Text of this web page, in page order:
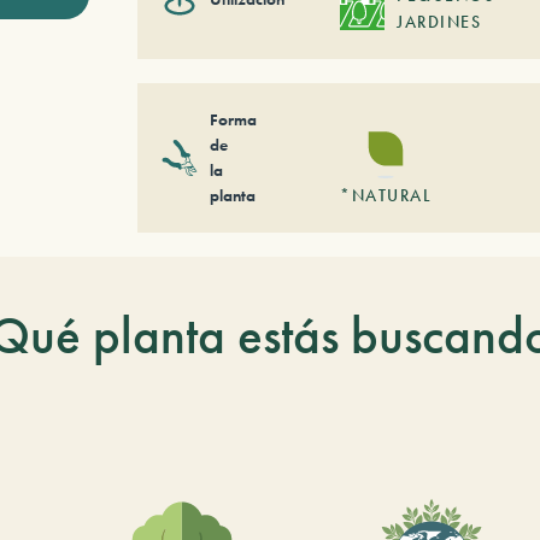
JARDINES
Forma
de
la
planta
*NATURAL
planta estás